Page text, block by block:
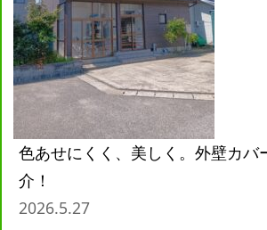
色あせにくく、美しく。外壁カバ
介！
2026.5.27